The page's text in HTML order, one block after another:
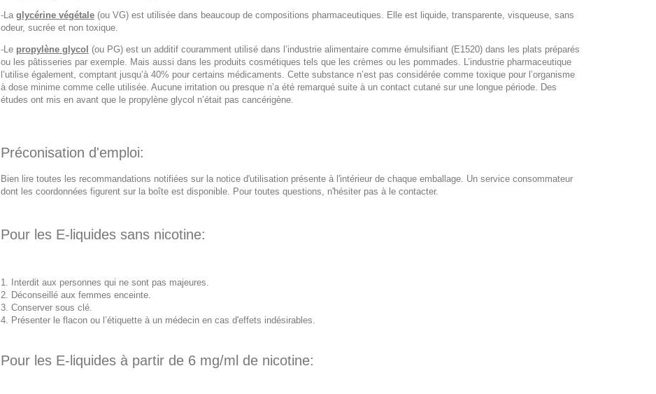
-La glycérine végétale (ou VG) est utilisée dans beaucoup de compositions pharmaceutiques. Elle est liquide, transparente, visqueuse, sans
odeur, sucrée et non toxique.
-Le propylène glycol (ou PG) est un additif couramment utilisé dans l’industrie alimentaire comme émulsifiant (E1520) dans les plats préparés
ou les pâtisseries par exemple. Mais aussi dans les produits cosmétiques tels que les crèmes ou les pommades. L’industrie pharmaceutique
l’utilise également, comptant jusqu’à 40% pour certains médicaments. Cette substance n’est pas considérée comme toxique pour l’organisme
à dose minime comme celle utilisée. Aucune irritation ou presque n’a été remarqué suite à un contact cutané sur une longue période. Des
études ont mis en avant que le propylène glycol n’était pas cancérigène.
Préconisation d'emploi:
Bien lire toutes les recommandations notifiées sur la notice d'utilisation présente à l'intérieur de chaque emballage. Un service consommateur
dont les coordonnées figurent sur la boîte est disponible. Pour toutes questions, n'hésiter pas à le contacter.
Pour les E-liquides sans nicotine:
Interdit aux personnes qui ne sont pas majeures.
Déconseillé aux femmes enceinte.
Conserver sous clé.
Présenter le flacon ou l’étiquette à un médecin en cas d'effets indésirables.
Pour les E-liquides à partir de 6 mg/ml de nicotine: